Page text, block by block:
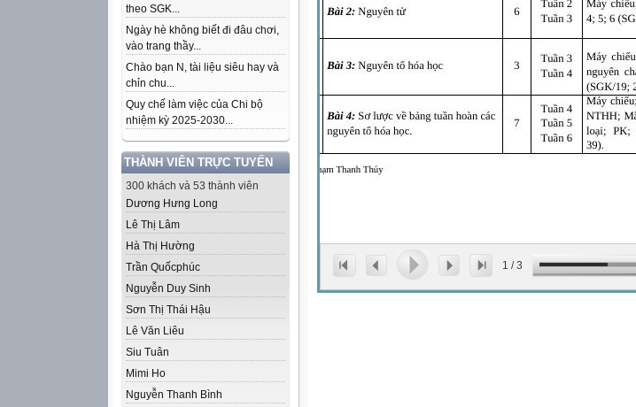
theo SGK...
Ngày hè không biết đi đâu chơi,
vào trang thầy...
Chào bạn N, tài liệu siêu hay và
chỉn chu...
Quy chế làm việc của Chi bộ
nhiệm kỳ 2025-2030...
THÀNH VIÊN TRỰC TUYẾN
300 khách và 53 thành viên
Dương Hưng Long
Lê Thị Lâm
Hà Thị Hường
Trần Quốcphúc
Nguyễn Duy Sinh
Sơn Thị Thái Hậu
Lê Văn Liêu
Siu Tuân
Mimi Ho
Nguyễn Thanh Bình
1 /3